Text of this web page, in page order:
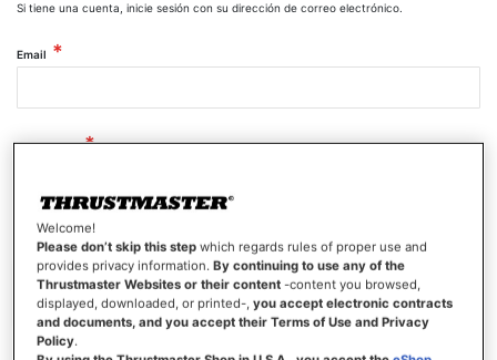
Si tiene una cuenta, inicie sesión con su dirección de correo electrónico.
Email
Contraseña
Mostrar contraseña
Welcome!
Please don’t skip this step which regards rules of proper use and
provides privacy information.By continuing to use any of the
Thrustmaster Websites or their content -content you browsed,
displayed, downloaded, or printed-,you accept electronic contracts
and documents, and you accept their Terms of Use and Privacy
Policy.